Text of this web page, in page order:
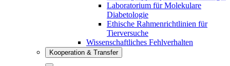
Laboratorium für Molekulare
Diabetologie
Ethische Rahmenrichtlinien für
Tierversuche
Wissenschaftliches Fehlverhalten
Kooperation & Transfer